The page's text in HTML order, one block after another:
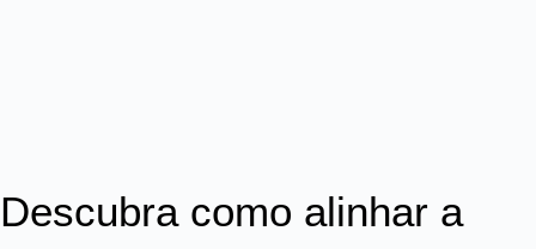
Descubra como alinhar a